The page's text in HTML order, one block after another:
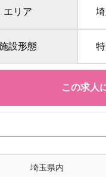
エリア
設形態
埼玉県内